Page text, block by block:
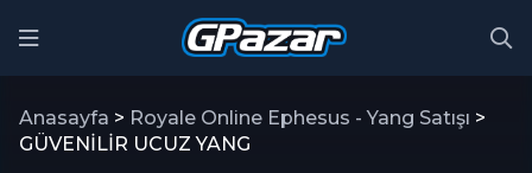
Anasayfa > Royale Online Ephesus - Yang Satışı >
GÜVENİLİR UCUZ YANG